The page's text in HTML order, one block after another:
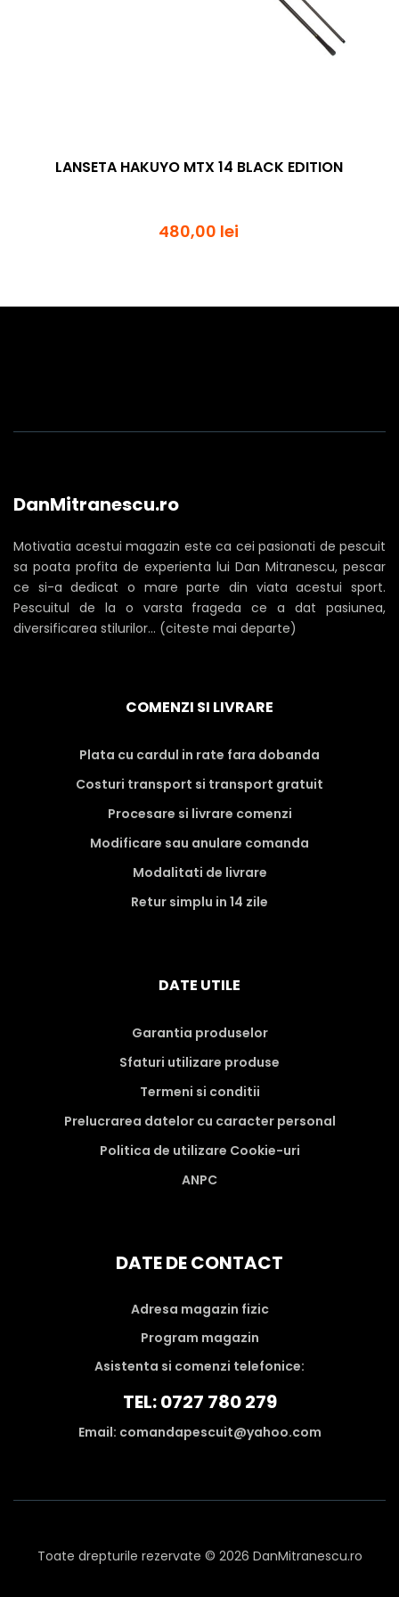
LANSETA HAKUYO MTX 14 BLACK EDITION
480,00 lei
DanMitranescu.ro
Motivatia acestui magazin este ca cei pasionati de pescuit
sa poata profita de experienta lui Dan Mitranescu, pescar
ce si-a dedicat o mare parte din viata acestui sport.
Pescuitul de la o varsta frageda ce a dat pasiunea,
diversificarea stilurilor... (citeste mai departe)
COMENZI SI LIVRARE
Plata cu cardul in rate fara dobanda
Costuri transport si transport gratuit
Procesare si livrare comenzi
Modificare sau anulare comanda
Modalitati de livrare
Retur simplu in 14 zile
DATE UTILE
Garantia produselor
Sfaturi utilizare produse
Termeni si conditii
Prelucrarea datelor cu caracter personal
Politica de utilizare Cookie-uri
ANPC
DATE DE CONTACT
Adresa magazin fizic
Program magazin
Asistenta si comenzi telefonice:
TEL: 0727 780 279
Email: comandapescuit@yahoo.com
Toate drepturile rezervate © 2026 DanMitranescu.ro